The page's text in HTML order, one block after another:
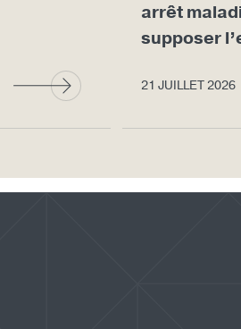
arrêt
supposer
21 JUILLET 2026